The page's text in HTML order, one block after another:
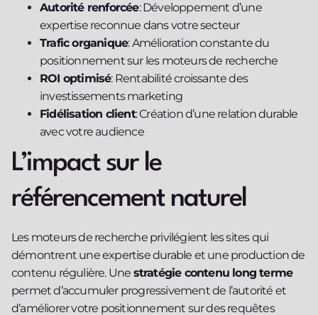
Autorité renforcée: Développement d’une
expertise reconnue dans votre secteur
Trafic organique: Amélioration constante du
positionnement sur les moteurs de recherche
ROI optimisé: Rentabilité croissante des
investissements marketing
Fidélisation client: Création d’une relation durable
avec votre audience
L’impact sur le
référencement naturel
Les moteurs de recherche privilégient les sites qui
démontrent une expertise durable et une production de
contenu régulière. Une stratégie contenu long terme
permet d’accumuler progressivement de l’autorité et
d’améliorer votre positionnement sur des requêtes